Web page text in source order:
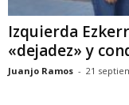
Izquierda
«dejadez» y
Juanjo Ramos - 21